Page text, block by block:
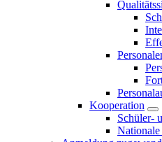
Kooperation
Schüler-